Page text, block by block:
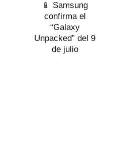
📱 Samsung
confirma el
“Galaxy
Unpacked” del 9
de julio